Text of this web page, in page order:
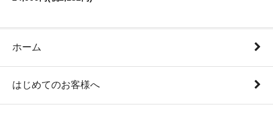
ホーム
はじめてのお客様へ